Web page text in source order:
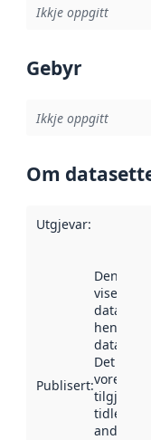
Ikkje oppgitt
Gebyr
Ikkje oppgitt
Om
Utgjevar:
Publisert:
Denne
viser når
henta inn
Det kan ha
vore
tidlegare
andre